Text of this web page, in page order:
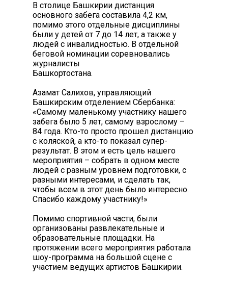
В столице Башкирии дистанция
основного забега составила 4,2 км,
помимо этого отдельные дисциплины
были у детей от 7 до 14 лет, а также у
людей с инвалидностью. В отдельной
беговой номинации соревновались
журналисты
Башкортостана.
Азамат Салихов, управляющий
Башкирским отделением Сбербанка:
«Самому маленькому участнику нашего
забега было 5 лет, самому взрослому –
84 года. Кто-то просто прошел дистанцию
с коляской, а кто-то показал супер-
результат. В этом и есть цель нашего
мероприятия – собрать в одном месте
людей с разным уровнем подготовки, с
разными интересами, и сделать так,
чтобы всем в этот день было интересно.
Спасибо каждому участнику!»
Помимо спортивной части, были
организованы развлекательные и
образовательные площадки. На
протяжении всего мероприятия работала
шоу-программа на большой сцене с
участием ведущих артистов Башкирии.